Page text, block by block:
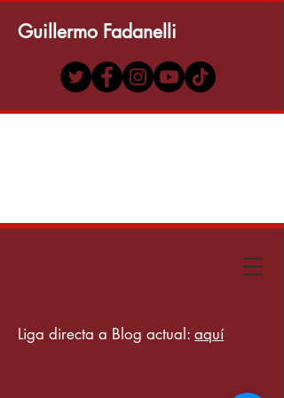
Guillermo Fadanelli
Liga directa a Blog actual: aquí